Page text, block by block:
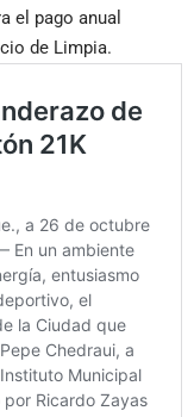
el pago anual
de Limpia.